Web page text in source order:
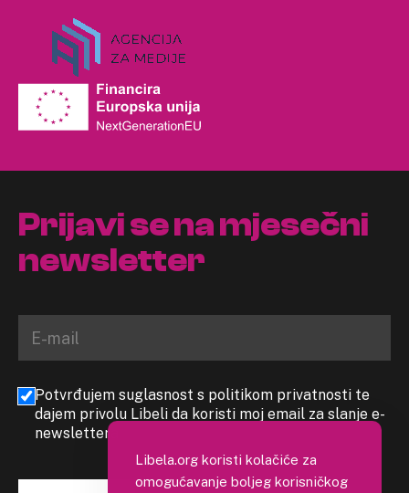
Prijavi se na mjesečni
newsletter
Potvrđujem suglasnost s politikom privatnosti te
dajem privolu Libeli da koristi moj email za slanje e-
newslettera
Libela.org koristi kolačiće za
omogućavanje boljeg korisničkog